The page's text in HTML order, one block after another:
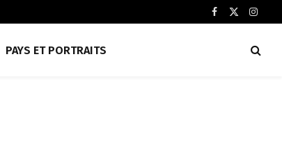
Facebook
X
PAYS ET PORTRAITS